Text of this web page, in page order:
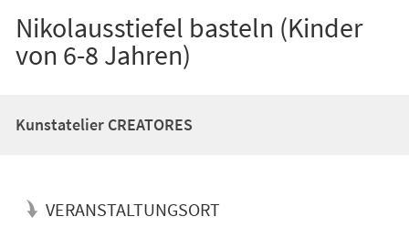
Nikolausstiefel basteln (Kinder
von 6-8 Jahren)
Kunstatelier CREATORES
VERANSTALTUNGSORT